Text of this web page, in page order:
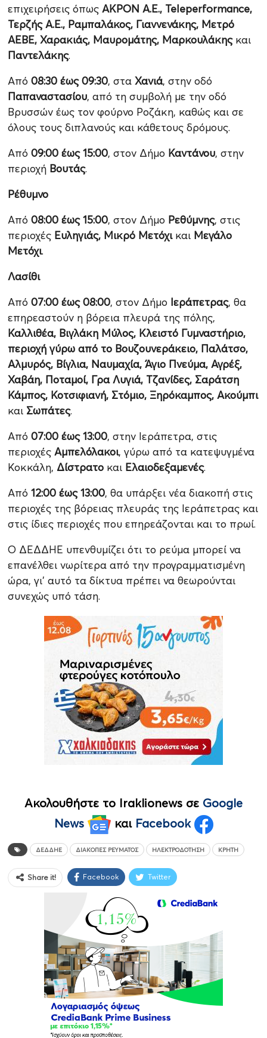
επιχειρήσεις όπως ΑΚΡΟΝ Α.Ε., Teleperformance,
Τερζής Α.Ε., Ραμπαλάκος, Γιαννενάκης, Μετρό
ΑΕΒΕ, Χαρακιάς, Μαυρομάτης, Μαρκουλάκηςκαι
Παντελάκης.
Από 08:30 έως 09:30, στα Χανιά, στην οδό
Παπαναστασίου, από τη συμβολή με την οδό
Βρυσσών έως τον φούρνο Ροζάκη, καθώς και σε
όλους τους διπλανούς και κάθετους δρόμους.
Από 09:00 έως 15:00, στον Δήμο Καντάνου, στην
περιοχή Βουτάς.
Ρέθυμνο
Από 08:00 έως 15:00, στον Δήμο Ρεθύμνης, στις
περιοχές Ευληγιάς, Μικρό Μετόχικαι Μεγάλο
Μετόχι.
Λασίθι
Από 07:00 έως 08:00, στον Δήμο Ιεράπετρας, θα
επηρεαστούν η βόρεια πλευρά της πόλης,
Καλλιθέα, Βιγλάκη Μύλος, Κλειστό Γυμναστήριο,
περιοχή γύρω από το Βουζουνεράκειο, Παλάτσο,
Αλμυρός, Βίγλια, Ναυμαχία, Άγιο Πνεύμα, Αγρέξ,
Χαβάη, Ποταμοί, Γρα Λυγιά, Τζανίδες, Σαράτση
Κάμπος, Κοτσιφιανή, Στόμιο, Ξηρόκαμπος, Ακούμπι
και Σωπάτες.
Από 07:00 έως 13:00, στην Ιεράπετρα, στις
περιοχές Αμπελόλακοι, γύρω από τα κατεψυγμένα
Κοκκάλη, Δίστρατοκαι Ελαιοδεξαμενές.
Από 12:00 έως 13:00, θα υπάρξει νέα διακοπή στις
περιοχές της βόρειας πλευράς της Ιεράπετρας και
στις ίδιες περιοχές που επηρεάζονται και το πρωί.
Ο ΔΕΔΔΗΕ υπενθυμίζει ότι το ρεύμα μπορεί να
επανέλθει νωρίτερα από την προγραμματισμένη
ώρα, γι’ αυτό τα δίκτυα πρέπει να θεωρούνται
συνεχώς υπό τάση.
Ακολουθήστε το Iraklionews σε Google
News
και Facebook
ΔΕΔΔΗΕ ΔΙΑΚΟΠΈΣ ΡΕΎΜΑΤΟΣ ΗΛΕΚΤΡΟΔΌΤΗΣΗ ΚΡΉΤΗ
Share it! Facebook Twitter